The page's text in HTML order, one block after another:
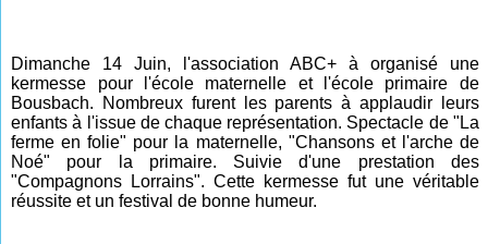
Dimanche 14 Juin, l'association ABC+ à organisé une
kermesse pour l'école maternelle et l'école primaire de
Bousbach.
Nombreux furent les parents à applaudir leurs
enfants à l'issue de chaque représentation. Spectacle de "La
ferme en folie" pour la maternelle, "Chansons et l'arche de
Noé" pour la primaire. Suivie d'une prestation des
"Compagnons Lorrains". Cette kermesse fut une véritable
réussite et un festival de bonne humeur.